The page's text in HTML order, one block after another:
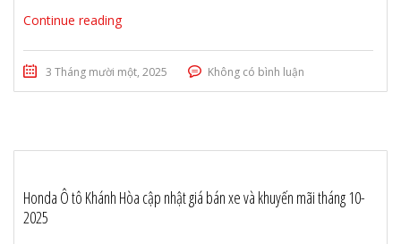
Continue reading
3 Tháng mười một, 2025 Không có bình luận
Honda Ô tô Khánh Hòa cập nhật giá bán xe và khuyến mãi tháng 10-
2025